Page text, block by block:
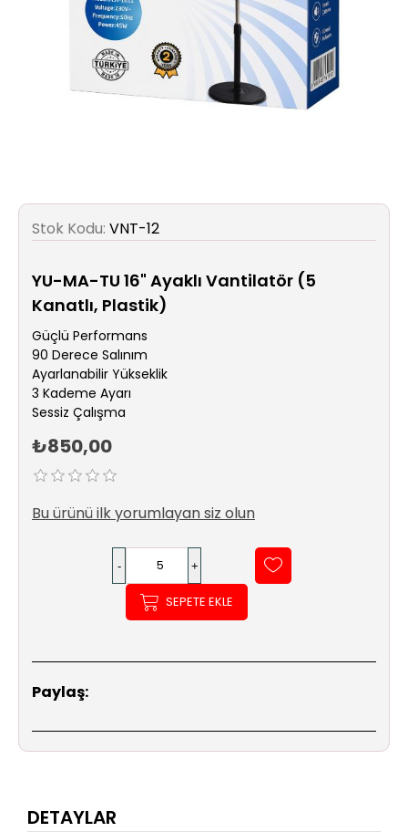
Tesisat
İstasyonları
Sıhhi
Tesisat
Sistemleri
Katalog/Liste
Fiyatları
Stok Kodu: VNT-12
YU-MA-TU 16" Ayaklı Vantilatör (5
Kanatlı, Plastik)
Güçlü Performans
90 Derece Salınım
Ayarlanabilir Yükseklik
3 Kademe Ayarı
Sessiz Çalışma
₺850,00
Bu ürünü ilk yorumlayan siz olun
SEPETE EKLE
Paylaş:
DETAYLAR